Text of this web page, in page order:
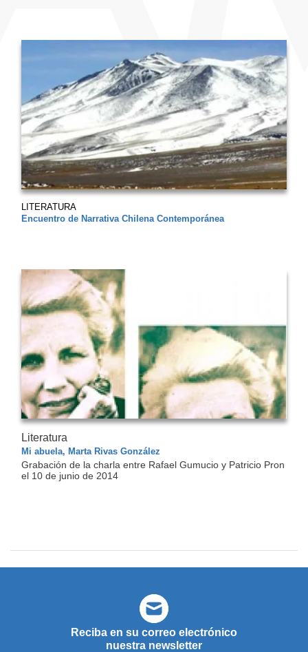
LITERATURA
Encuentro de Narrativa Chilena Contemporánea
Literatura
Mi abuela, Marta Rivas González
Grabación de la charla entre Rafael Gumucio y Patricio Pron
el 10 de junio de 2014
Reciba en su correo electrónico
nuestra newsletter